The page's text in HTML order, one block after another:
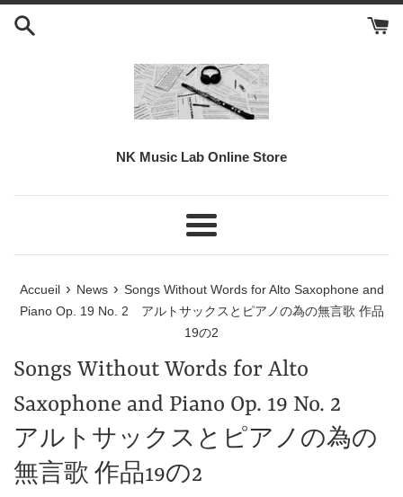
Passer
NK Music Lab Online Store
Menu
Accueil › News › Songs Without Words for Alto Saxophone and
Piano Op. 19 No. 2 アルトサックスとピアノの為の無言歌 作品
19の2
Songs Without Words for Alto
Saxophone and Piano Op. 19 No. 2
アルトサックスとピアノの為の
無言歌 作品19の2